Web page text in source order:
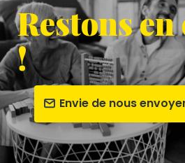
Restons
!
Envie de nous